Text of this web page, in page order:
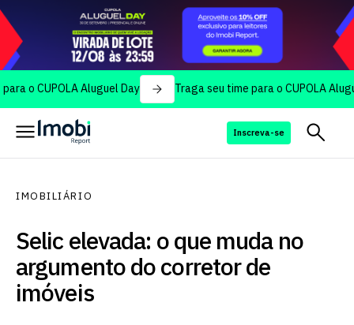
Aluguel Day Traga seu time para o CUPOLA Aluguel Day
Inscreva-se
IMOBILIÁRIO
Selic elevada: o que muda no
argumento do corretor de
imóveis